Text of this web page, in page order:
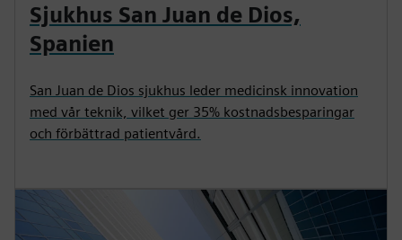
Sjukhus San Juan de Dios,
Spanien
San Juan de Dios sjukhus leder medicinsk innovation
med vår teknik, vilket ger 35% kostnadsbesparingar
och förbättrad patientvård.